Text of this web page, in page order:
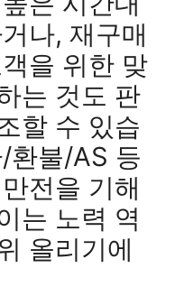
나, 재구매
을 위한 맞
는 것도 판
할 수 있습
환불/AS 등
전을 기해
는 노력 역
올리기에